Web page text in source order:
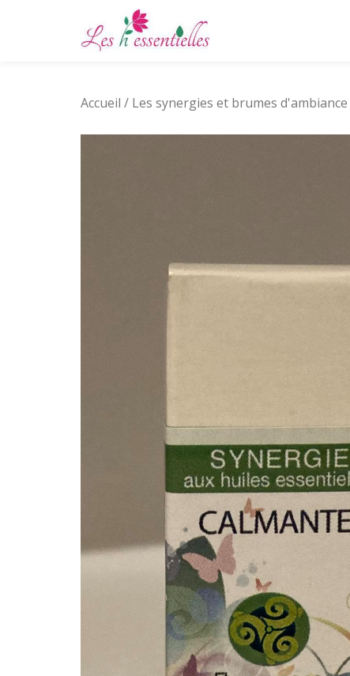
Accueil / Les synergies et brumes d'ambiance